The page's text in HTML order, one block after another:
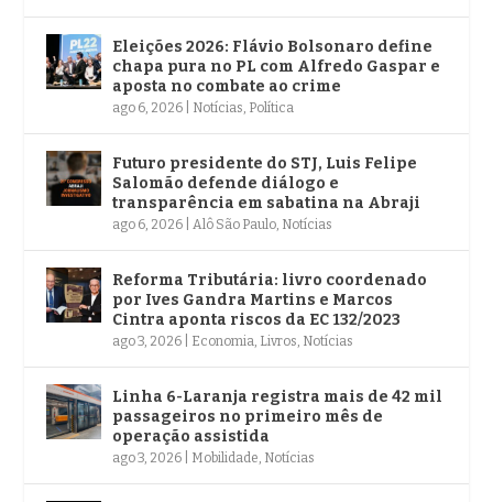
Eleições 2026: Flávio Bolsonaro define
chapa pura no PL com Alfredo Gaspar e
aposta no combate ao crime
ago 6, 2026 Notícias Política
Futuro presidente do STJ, Luis Felipe
Salomão defende diálogo e
transparência em sabatina na Abraji
ago 6, 2026 Alô São Paulo Notícias
Reforma Tributária: livro coordenado
por Ives Gandra Martins e Marcos
Cintra aponta riscos da EC 132/2023
ago 3, 2026 Economia Livros Notícias
Linha 6-Laranja registra mais de 42 mil
passageiros no primeiro mês de
operação assistida
ago 3, 2026 Mobilidade Notícias